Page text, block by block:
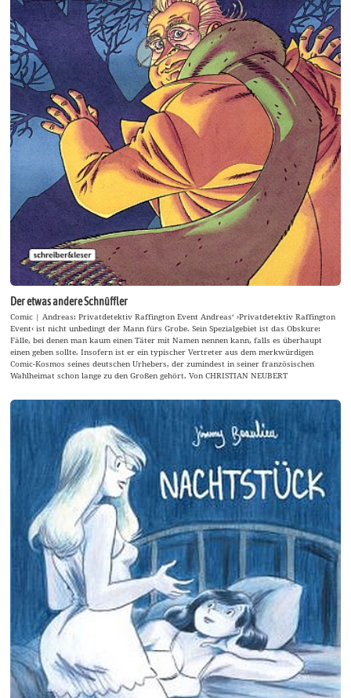
Der etwas andere Schnüffler
Comic | Andreas: Privatdetektiv Raffington Event Andreas‘ ›Privatdetektiv Raffington
Event‹ ist nicht unbedingt der Mann fürs Grobe. Sein Spezialgebiet ist das Obskure:
Fälle, bei denen man kaum einen Täter mit Namen nennen kann, falls es überhaupt
einen geben sollte. Insofern ist er ein typischer Vertreter aus dem merkwürdigen
Comic-Kosmos seines deutschen Urhebers, der zumindest in seiner französischen
Wahlheimat schon lange zu den Großen gehört. Von CHRISTIAN NEUBERT